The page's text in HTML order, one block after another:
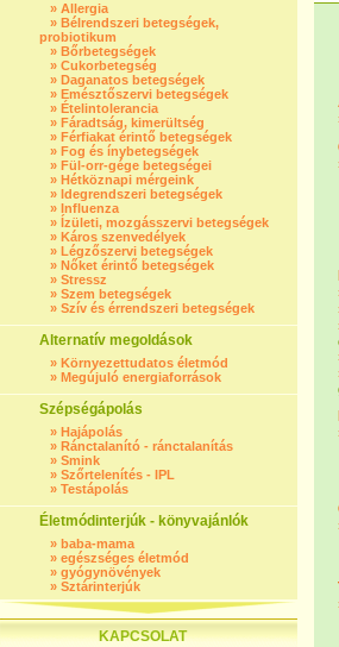
» Allergia
» Bélrendszeri betegségek,
probiotikum
» Bőrbetegségek
» Cukorbetegség
» Daganatos betegségek
» Emésztőszervi betegségek
» Ételintolerancia
» Fáradtság, kimerültség
» Férfiakat érintő betegségek
» Fog és ínybetegségek
» Fül-orr-gége betegségei
» Hétköznapi mérgeink
» Idegrendszeri betegségek
» Influenza
» Ízületi, mozgásszervi betegségek
» Káros szenvedélyek
» Légzőszervi betegségek
» Nőket érintő betegségek
» Stressz
» Szem betegségek
» Szív és érrendszeri betegségek
Alternatív megoldások
» Környezettudatos életmód
» Megújuló energiaforrások
Szépségápolás
» Hajápolás
» Ránctalanító - ránctalanítás
» Smink
» Szőrtelenítés - IPL
» Testápolás
Életmódinterjúk - könyvajánlók
» baba-mama
» egészséges életmód
» gyógynövények
» Sztárinterjúk
KAPCSOLAT